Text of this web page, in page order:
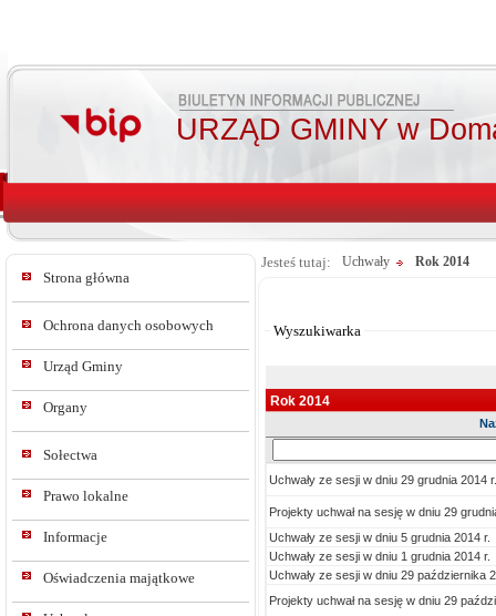
URZĄD GMINY w
Strona główna
Ochrona danych osobowych
Urząd Gminy
Organy
Sołectwa
Prawo lokalne
Informacje
Oświadczenia majątkowe
Jesteś tutaj: Uchwały Rok 2014
Wyszukiwarka
Rok 2014
w
Uchwały ze sesji w dniu 29 grudnia 2014 r.
Projekty uchwał na sesję w dniu 29
Uchwały ze sesji w dniu 5 grudnia 2014 r.
Uchwały ze sesji w dniu 1 grudnia 2014 r.
Uchwały ze sesji w dniu 29 października
Projekty uchwał na sesję w dniu 29